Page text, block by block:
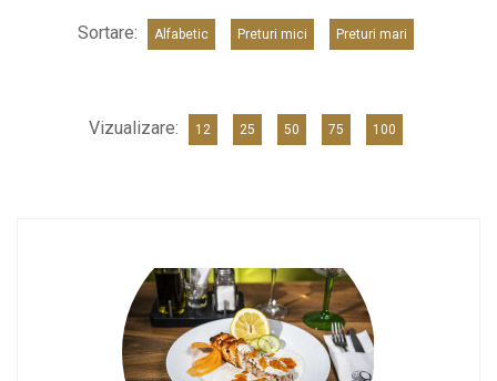
Sortare: Alfabetic Preturi mici Preturi mari
Vizualizare: 12 25 50 75 100